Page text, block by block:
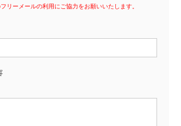
リーメールの利用にご協力をお願いいたします。